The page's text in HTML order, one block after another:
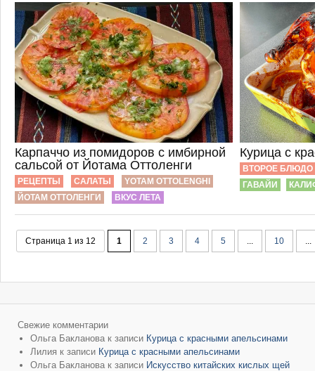
Карпаччо из помидоров с имбирной
сальсой от Йотама Оттоленги
РЕЦЕПТЫ САЛАТЫ
YOTAM OTTOLENGHI
ЙОТАМ ОТТОЛЕНГИ
ВКУС ЛЕТА
Курица с
ВТОРОЕ БЛЮДО
ГАВАЙИ
Страница 1 из 12 1 2 3 4 5 ... 10 ...
Свежие комментарии
Ольга Бакланова к записи Курица с красными апельсинами
Лилия к записи Курица с красными апельсинами
Ольга Бакланова к записи Искусство китайских кислых щей